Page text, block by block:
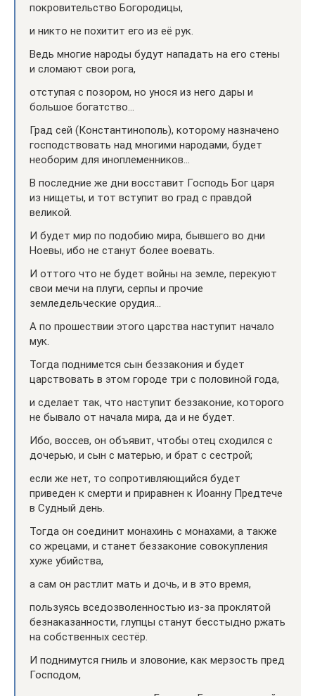
покровительство Богородицы,
и никто не похитит его из её рук.
Ведь многие народы будут нападать на его стены
и сломают свои рога,
отступая с позором, но унося из него дары и
большое богатство…
Град сей (Константинополь), которому назначено
господствовать над многими народами, будет
необорим для иноплеменников…
В последние же дни восставит Господь Бог царя
из нищеты, и тот вступит во град с правдой
великой.
И будет мир по подобию мира, бывшего во дни
Ноевы, ибо не станут более воевать.
И оттого что не будет войны на земле, перекуют
свои мечи на плуги, серпы и прочие
земледельческие орудия…
А по прошествии этого царства наступит начало
мук.
Тогда поднимется сын беззакония и будет
царствовать в этом городе три с половиной года,
и сделает так, что наступит беззаконие, которого
не бывало от начала мира, да и не будет.
Ибо, воссев, он объявит, чтобы отец сходился с
дочерью, и сын с матерью, и брат с сестрой;
если же нет, то сопротивляющийся будет
приведен к смерти и приравнен к Иоанну Предтече
в Судный день.
Тогда он соединит монахинь с монахами, а также
со жрецами, и станет беззаконие совокупления
хуже убийства,
а сам он растлит мать и дочь, и в это время,
пользуясь вседозволенностью из‑за проклятой
безнаказанности, глупцы станут бесстыдно ржать
на собственных сестёр.
И поднимутся гниль и зловоние, как мерзость пред
Господом,